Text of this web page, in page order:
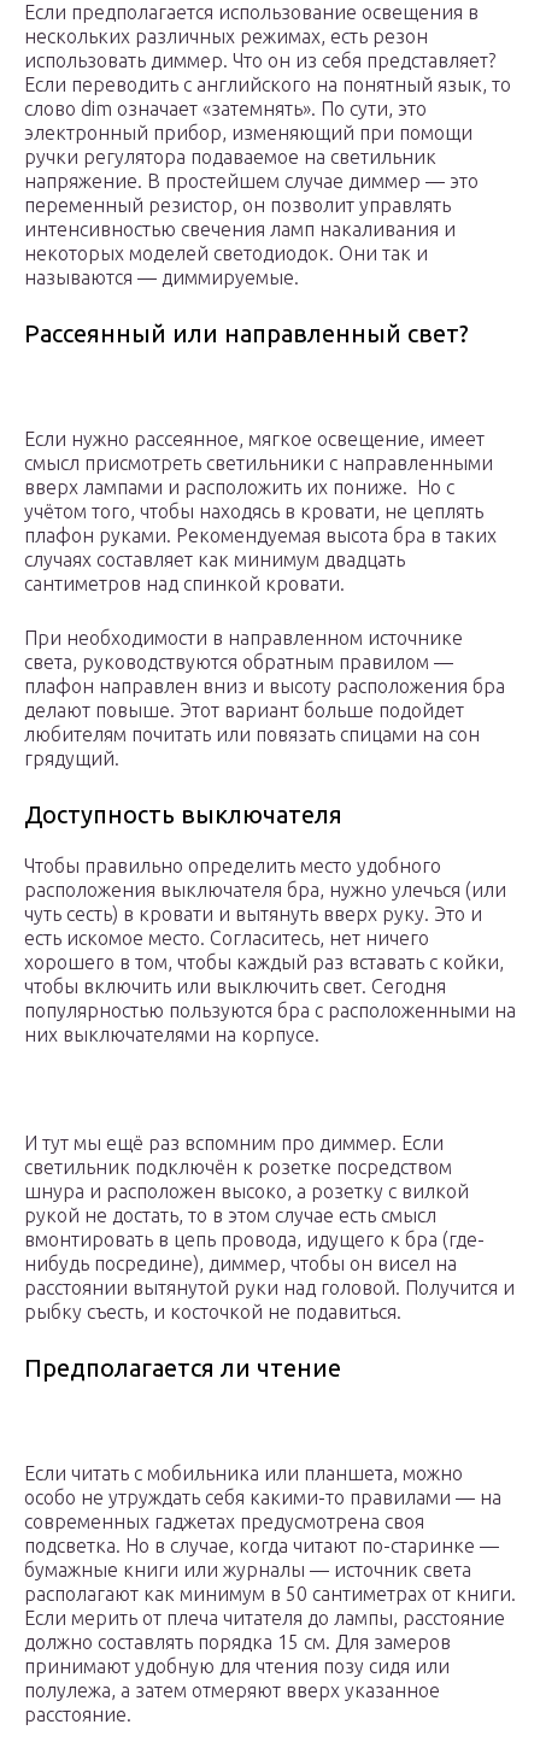
Если предполагается использование освещения в
нескольких различных режимах, есть резон
использовать диммер. Что он из себя представляет?
Если переводить с английского на понятный язык, то
слово dim означает «затемнять». По сути, это
электронный прибор, изменяющий при помощи
ручки регулятора подаваемое на светильник
напряжение. В простейшем случае диммер — это
переменный резистор, он позволит управлять
интенсивностью свечения ламп накаливания и
некоторых моделей светодиодок. Они так и
называются — диммируемые.
Рассеянный или направленный свет?
Если нужно рассеянное, мягкое освещение, имеет
смысл присмотреть светильники с направленными
вверх лампами и расположить их пониже. Но с
учётом того, чтобы находясь в кровати, не цеплять
плафон руками. Рекомендуемая высота бра в таких
случаях составляет как минимум двадцать
сантиметров над спинкой кровати.
При необходимости в направленном источнике
света, руководствуются обратным правилом —
плафон направлен вниз и высоту расположения бра
делают повыше. Этот вариант больше подойдет
любителям почитать или повязать спицами на сон
грядущий.
Доступность выключателя
Чтобы правильно определить место удобного
расположения выключателя бра, нужно улечься (или
чуть сесть) в кровати и вытянуть вверх руку. Это и
есть искомое место. Согласитесь, нет ничего
хорошего в том, чтобы каждый раз вставать с койки,
чтобы включить или выключить свет. Сегодня
популярностью пользуются бра с расположенными на
них выключателями на корпусе.
И тут мы ещё раз вспомним про диммер. Если
светильник подключён к розетке посредством
шнура и расположен высоко, а розетку с вилкой
рукой не достать, то в этом случае есть смысл
вмонтировать в цепь провода, идущего к бра (где-
нибудь посредине), диммер, чтобы он висел на
расстоянии вытянутой руки над головой. Получится и
рыбку съесть, и косточкой не подавиться.
Предполагается ли чтение
Если читать с мобильника или планшета, можно
особо не утруждать себя какими-то правилами — на
современных гаджетах предусмотрена своя
подсветка. Но в случае, когда читают по-старинке —
бумажные книги или журналы — источник света
располагают как минимум в 50 сантиметрах от книги.
Если мерить от плеча читателя до лампы, расстояние
должно составлять порядка 15 см. Для замеров
принимают удобную для чтения позу сидя или
полулежа, а затем отмеряют вверх указанное
расстояние.